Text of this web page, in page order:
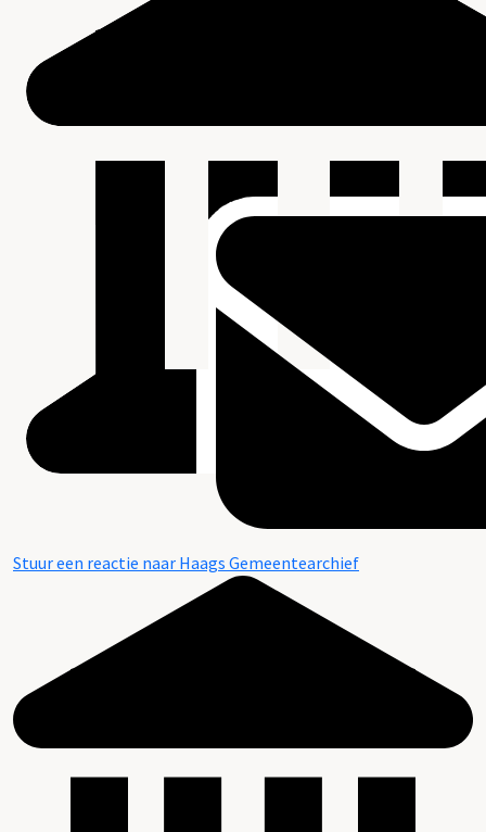
Stuur een reactie naar Haags Gemeentearchief